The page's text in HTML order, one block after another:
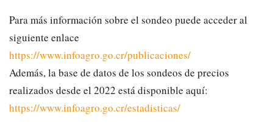
Para más información sobre el sondeo puede acceder al
siguiente enlace
https://www.infoagro.go.cr/publicaciones/
Además, la base de datos de los sondeos de precios
realizados desde el 2022 está disponible aquí:
https://www.infoagro.go.cr/estadisticas/